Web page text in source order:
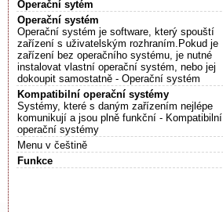
Operační sytém
Operační systém
Operační systém je software, který spouští
zařízení s uživatelským rozhraním.Pokud je
zařízení bez operačního systému, je nutné
instalovat vlastní operační systém, nebo jej
dokoupit samostatně - Operační systém
Kompatibilní operační systémy
Systémy, které s daným zařízením nejlépe
komunikují a jsou plně funkční - Kompatibilní
operační systémy
Menu v češtině
Funkce